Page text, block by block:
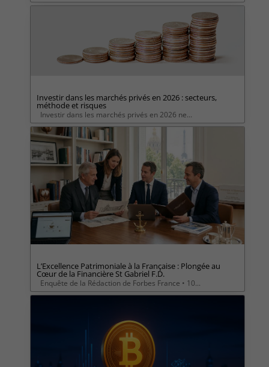
Investir dans les marchés privés en 2026 : secteurs,
méthode et risques
Investir dans les marchés privés en 2026 ne...
L’Excellence Patrimoniale à la Française : Plongée au
Cœur de la Financière St Gabriel F.D.
Enquête de la Rédaction de Forbes France • 10...